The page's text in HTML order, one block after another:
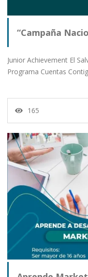
“Campaña
Junior Achievement El
Programa Cuentas
165